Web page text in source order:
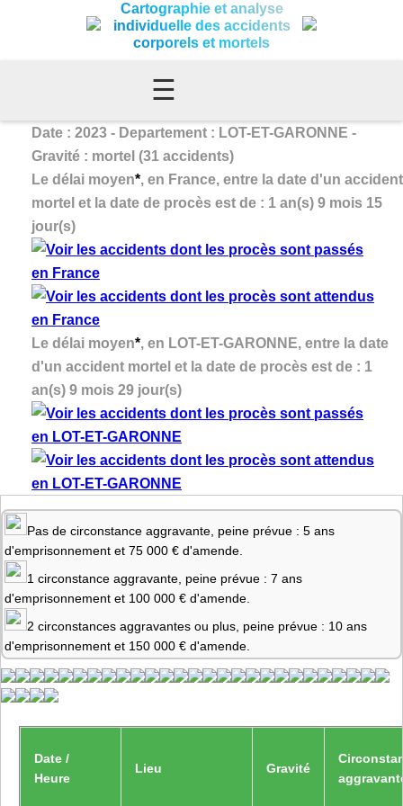
Cartographie et analyse
individuelle des accidents
corporels et mortels
☰
Date : 2023 - Departement : LOT-ET-GARONNE -
Gravité : mortel (31 accidents)
Le délai moyen*, en France, entre la date d'un accident
mortel et la date de procès est de : 1 an(s) 9 mois 15
jour(s)
Le délai moyen*, en LOT-ET-GARONNE, entre la date
d'un accident mortel et la date de procès est de : 1
an(s) 9 mois 29 jour(s)
Pas de circonstance aggravante, peine prévue : 5 ans
d'emprisonnement et 75 000 € d'amende.
1 circonstance aggravante, peine prévue : 7 ans
d'emprisonnement et 100 000 € d'amende.
2 circonstances aggravantes ou plus, peine prévue : 10 ans
d'emprisonnement et 150 000 € d'amende.
Date /
Heure
Lieu Gravité